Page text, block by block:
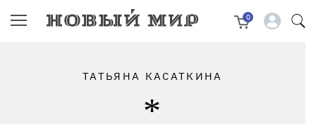
0
ТАТЬЯНА КАСАТКИНА